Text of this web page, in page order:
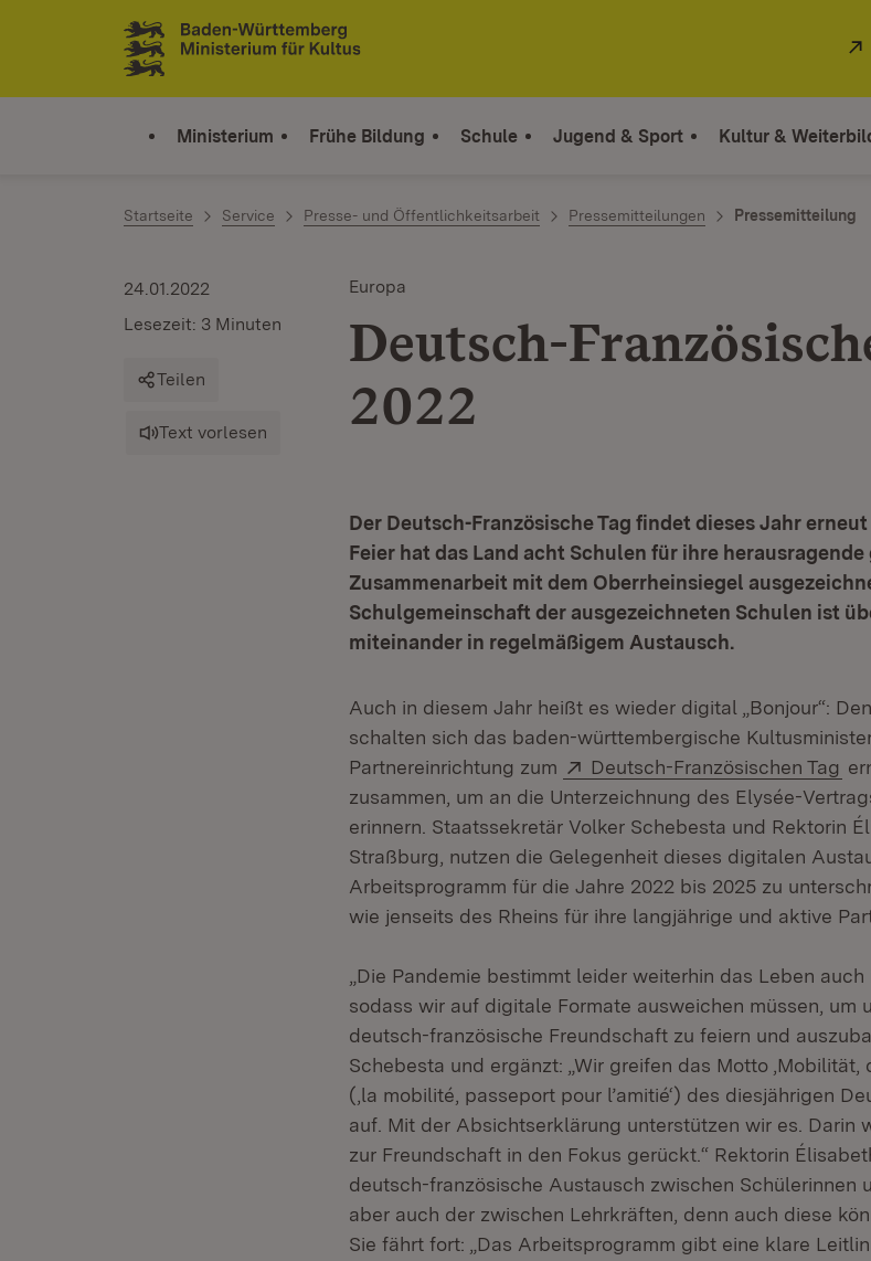
Zum Inhalt springen
Link zur Startseite
Ministerium Frühe Bildung Schule Jugend & Sport Kultur &
Startseite Service Presse- und Öffentlichkeitsarbeit Pressemitteilungen Pressemitteilung
Europa
Deutsch-
2022
24.01.2022
Lesezeit: 3 Minuten
Teilen
Text vorlesen
Der Deutsch-Französische Tag findet dieses Jahr
Feier hat das Land acht Schulen für ihre
Zusammenarbeit mit dem Oberrheinsiegel
Schulgemeinschaft der ausgezeichneten Schulen ist
miteinander in regelmäßigem Austausch.
Auch in diesem Jahr heißt es wieder digital „Bonjour“:
schalten sich das baden-württembergische
Partnereinrichtung zum
Extern:
Deutsch-Französischen Tag
zusammen, um an die Unterzeichnung des Elysée-
erinnern. Staatssekretär Volker Schebesta und Rektorin
Straßburg, nutzen die Gelegenheit dieses digitalen
Arbeitsprogramm für die Jahre 2022 bis 2025 zu
wie jenseits des Rheins für ihre langjährige und aktive
„Die Pandemie bestimmt leider weiterhin das Leben
sodass wir auf digitale Formate ausweichen müssen, um
deutsch-französische Freundschaft zu feiern und
Schebesta und ergänzt: „Wir greifen das Motto ‚Mobilität,
(‚la mobilité, passeport pour l’amitié‘) des diesjährigen
auf. Mit der Absichtserklärung unterstützen wir es. Darin
zur Freundschaft in den Fokus gerückt.“ Rektorin
deutsch-französische Austausch zwischen Schülerinnen
aber auch der zwischen Lehrkräften, denn auch diese
Sie fährt fort: „Das Arbeitsprogramm gibt eine klare